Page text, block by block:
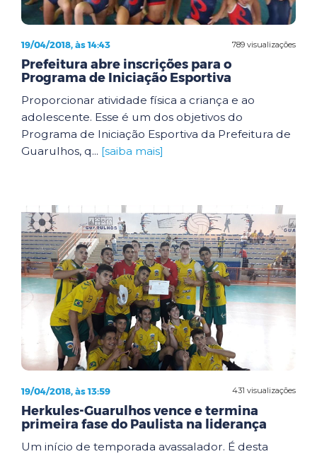
789 visualizações
19/04/2018, às 14:43
Prefeitura abre inscrições para o
Programa de Iniciação Esportiva
Proporcionar atividade física a criança e ao
adolescente. Esse é um dos objetivos do
Programa de Iniciação Esportiva da Prefeitura de
Guarulhos, q... [saiba mais]
431 visualizações
19/04/2018, às 13:59
Herkules-Guarulhos vence e termina
primeira fase do Paulista na liderança
Um início de temporada avassalador. É desta